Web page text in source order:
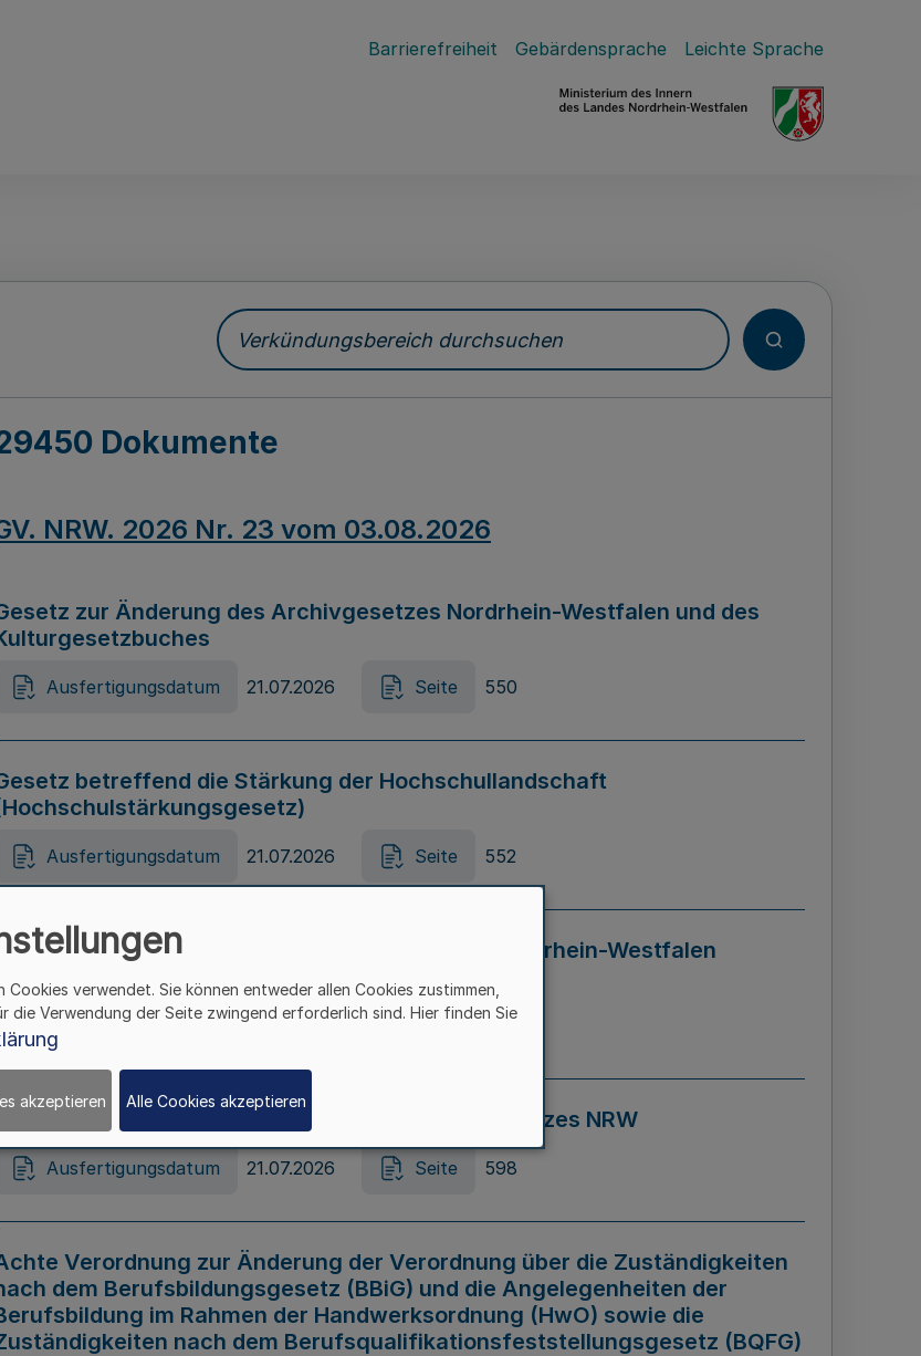
Barrierefreiheit Gebärdensprache Leichte Sprache
Verkündungsbereich durchsuchen
Dokumente
NRW. 2026 Nr. 23 vom 03.08.2026
zur Änderung des Archivgesetzes Nordrhein-Westfalen und des
Ausfertigungsdatum 21.07.2026 Seite 550
betreffend die Stärkung der Hochschullandschaft
Ausfertigungsdatum 21.07.2026 Seite 552
zur Vermeidung von Diskriminierung in Nordrhein-Westfalen
(Landesantidiskriminierungsgesetz – LADG NRW)
Ausfertigungsdatum 21.07.2026 Seite 595
Gesetz zur Änderung des Online-Casinospiel Gesetzes NRW
Ausfertigungsdatum 21.07.2026 Seite 598
Verordnung zur Änderung der Verordnung über die Zuständigkeiten
dem Berufsbildungsgesetz (BBiG) und die Angelegenheiten der
im Rahmen der Handwerksordnung (HwO) sowie die
nach dem Berufsqualifikationsfeststellungsgesetz (BQFG)
verwendet. Sie können entweder allen Cookies zustimmen,
die Verwendung der Seite zwingend erforderlich sind. Hier finden Sie
akzeptieren Alle Cookies akzeptieren